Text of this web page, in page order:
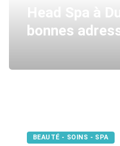
Head Spa à
bonnes
BEAUTÉ - SOINS - SPA